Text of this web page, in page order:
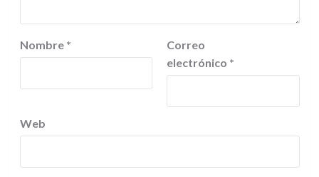
Nombre *
Correo
electrónico *
Web